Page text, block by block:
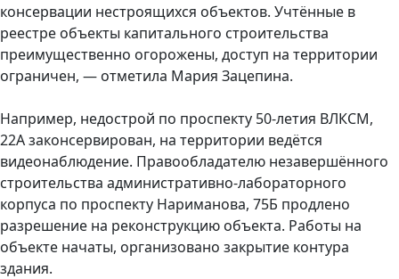
консервации нестроящихся объектов. Учтённые в
реестре объекты капитального строительства
преимущественно огорожены, доступ на территории
ограничен, — отметила Мария Зацепина.
Например, недострой по проспекту 50-летия ВЛКСМ,
22А законсервирован, на территории ведётся
видеонаблюдение. Правообладателю незавершённого
строительства административно-лабораторного
корпуса по проспекту Нариманова, 75Б продлено
разрешение на реконструкцию объекта. Работы на
объекте начаты, организовано закрытие контура
здания.